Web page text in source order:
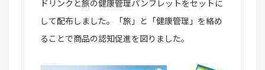
ドリンクと旅の健康管理パンフレットをセットに
して配布しました。「旅」と「健康管理」を絡め
ることで商品の認知促進を図りました。